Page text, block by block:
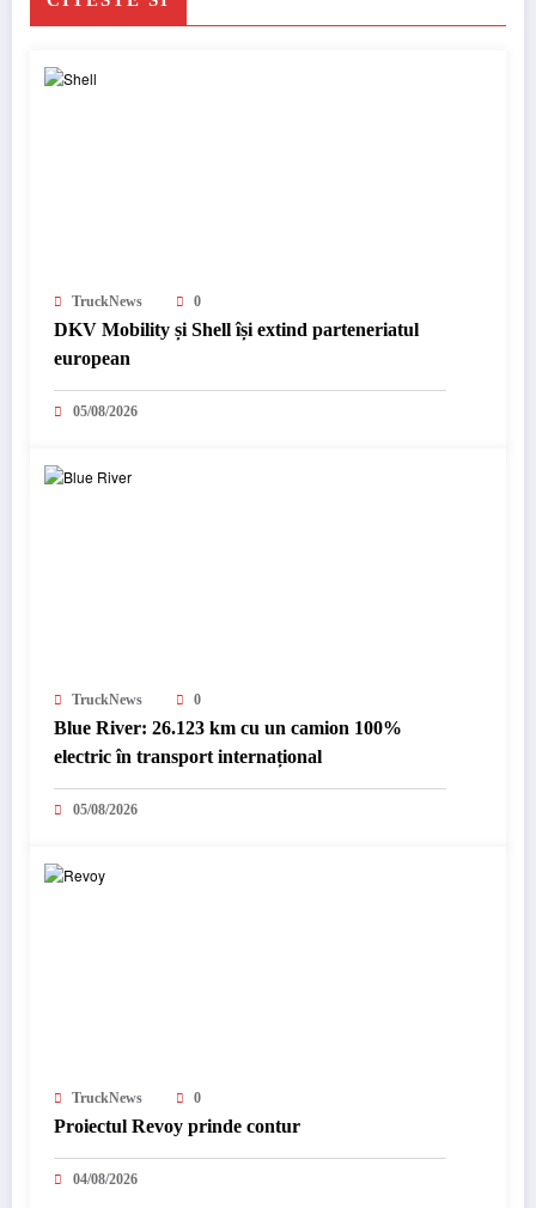
TruckNews 0
DKV Mobility și Shell își extind parteneriatul
european
05/08/2026
TruckNews 0
Blue River: 26.123 km cu un camion 100%
electric în transport internațional
05/08/2026
TruckNews 0
Proiectul Revoy prinde contur
04/08/2026